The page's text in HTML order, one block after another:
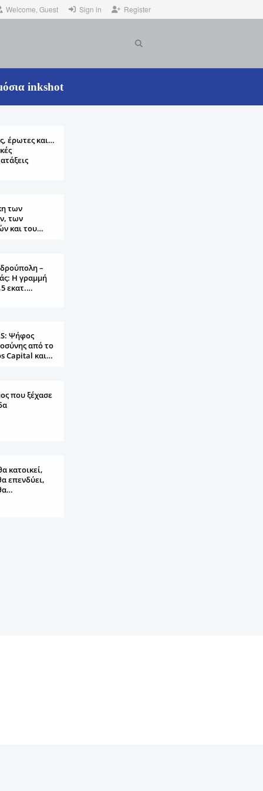
Welcome, Guest Sign in Register
inkshot
έρωτες και…
των
των
και του…
–
Η γραμμή
εκατ.…
Ψήφος
από το
Capital και…
που ξέχασε
κατοικεί,
επενδύει,